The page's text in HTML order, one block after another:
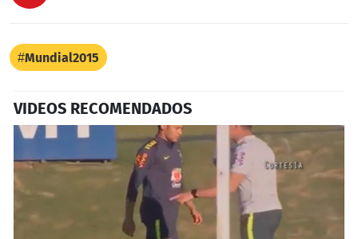
Mundial2015
VIDEOS RECOMENDADOS